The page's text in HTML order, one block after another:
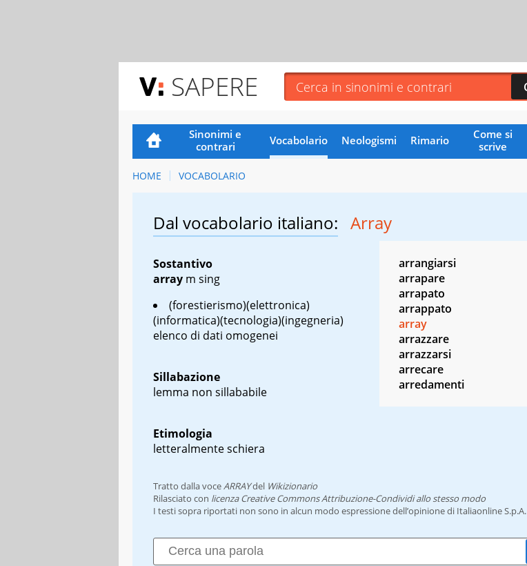
SAPERE
Sinonimi e
contrari
Vocabolario Neologismi Rimario
Come si
scrive
HOME VOCABOLARIO
Dal vocabolario italiano: Array
Sostantivo
array m sing
(forestierismo)(elettronica)
(informatica)(tecnologia)(ingegneria)
elenco di dati omogenei
Sillabazione
lemma non sillababile
Etimologia
letteralmente schiera
arrangiarsi
arrapare
arrapato
arrappato
array
arrazzare
arrazzarsi
arrecare
arredamenti
Tratto dalla voce ARRAYdel Wikizionario
Rilasciato con licenza Creative Commons Attribuzione-Condividi allo stesso modo
I testi sopra riportati non sono in alcun modo espressione dell’opinione di Italiaonline S.p.A.